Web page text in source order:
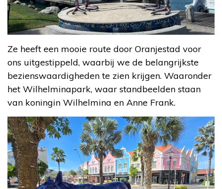
Ze heeft een mooie route door Oranjestad voor
ons uitgestippeld, waarbij we de belangrijkste
bezienswaardigheden te zien krijgen. Waaronder
het Wilhelminapark, waar standbeelden staan
van koningin Wilhelmina en Anne Frank.